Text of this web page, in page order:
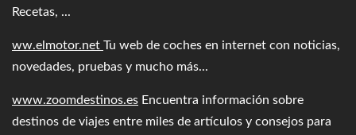
Recetas, ...
ww.elmotor.net Tu web de coches en internet con noticias,
novedades, pruebas y mucho más...
www.zoomdestinos.es Encuentra información sobre
destinos de viajes entre miles de artículos y consejos para